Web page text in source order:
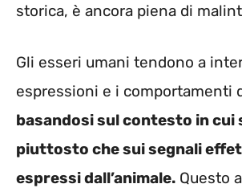
storica, è ancora piena di
Gli esseri umani tendono a
espressioni e i comportamenti
basandosi sul contesto in cui
piuttosto che sui segnali
espressi dall’animale. Questo